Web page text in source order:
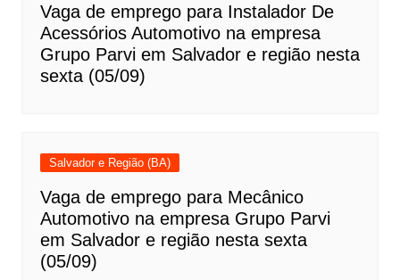
Vaga de emprego para Instalador De
Acessórios Automotivo na empresa
Grupo Parvi em Salvador e região nesta
sexta (05/09)
Salvador e Região (BA)
Vaga de emprego para Mecânico
Automotivo na empresa Grupo Parvi
em Salvador e região nesta sexta
(05/09)